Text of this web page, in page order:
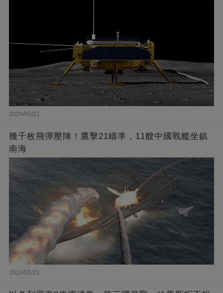
2024/05/21
幾千枚飛彈壓陣！鷹擊21瞄準，11艘中國戰艦坐鎮
南海
2024/05/21